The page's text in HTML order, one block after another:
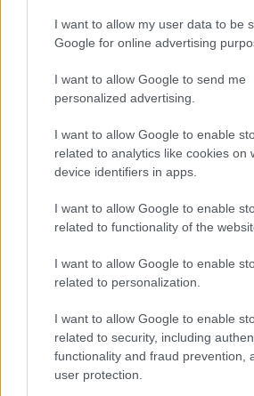
I want to allow my user data to be
Google for online advertising
I want to allow Google to send me
personalized advertising.
I want to allow Google to enable
related to analytics like cookies on
device identifiers in apps.
I want to allow Google to enable
related to functionality of the
I want to allow Google to enable
related to personalization.
I want to allow Google to enable
related to security, including
functionality and fraud prevention,
user protection.
Na Morave prerobila
nepoznanie: Keď
vojdete dnu, zabudnete,
S
Temné stránky chalúp:
10 najčastejších
skrytých chýb, ktoré
vás môžu nepríjemne